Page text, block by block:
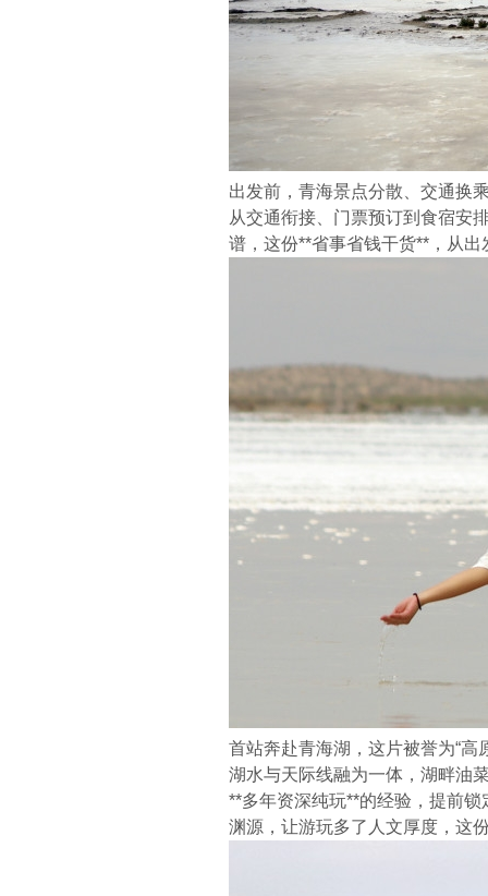
出发前，青海景点分散、交通换
从交通衔接、门票预订到食宿安
谱，这份**省事省钱干货**，从
首站奔赴青海湖，这片被誉为“
湖水与天际线融为一体，湖畔油
**多年资深纯玩**的经验，提前
渊源，让游玩多了人文厚度，这